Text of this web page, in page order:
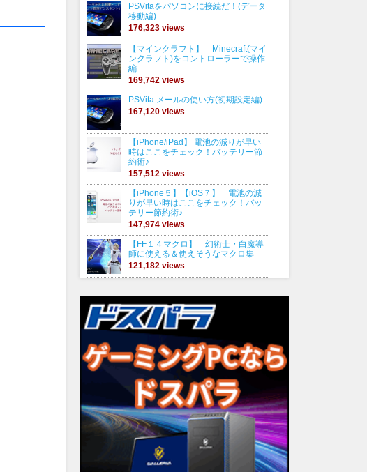
PSVitaをパソコンに接続だ！(データ
移動編)
176,323 views
【マインクラフト】 Minecraft(マイ
ンクラフト)をコントローラーで操作
編
169,742 views
PSVita メールの使い方(初期設定編)
167,120 views
【iPhone/iPad】 電池の減りが早い
時はここをチェック！バッテリー節
約術♪
157,512 views
【iPhone５】【iOS７】 電池の減
りが早い時はここをチェック！バッ
テリー節約術♪
147,974 views
【FF１４マクロ】 幻術士・白魔導
師に使える＆使えそうなマクロ集
121,182 views